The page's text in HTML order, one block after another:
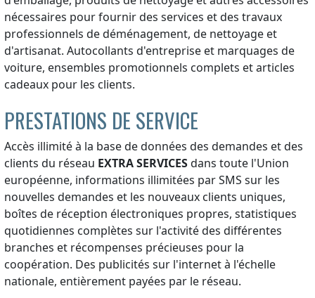
nécessaires pour fournir des services et des travaux
professionnels de déménagement, de nettoyage et
d'artisanat. Autocollants d'entreprise et marquages de
voiture, ensembles promotionnels complets et articles
cadeaux pour les clients.
PRESTATIONS DE SERVICE
Accès illimité à la base de données des demandes et des
clients du réseau EXTRA SERVICESdans toute l'Union
européenne, informations illimitées par SMS sur les
nouvelles demandes et les nouveaux clients uniques,
boîtes de réception électroniques propres, statistiques
quotidiennes complètes sur l'activité des différentes
branches et récompenses précieuses pour la
coopération. Des publicités sur l'internet à l'échelle
nationale, entièrement payées par le réseau.